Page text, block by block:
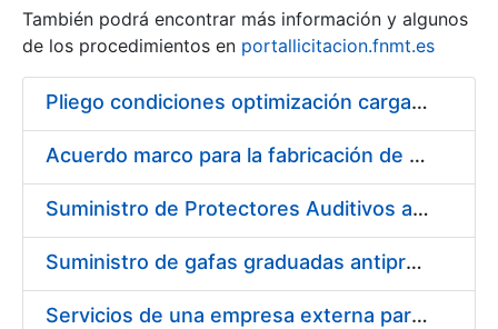
Mostra/Amaga
También podrá encontrar más información y algunos
de los procedimientos en portallicitacion.fnmt.es
Pliego condiciones optimización cargas compras firmado
Acuerdo marco para la fabricación de piezas
Suministro de Protectores Auditivos a medida para las personas trabajadoras de los Centros de Trabajo de Madrid y Burgos
Suministro de gafas graduadas antiproyecciones para los trabajadores de la FNMT-RCM en los centros de trabajo de Madrid y Burgos
Servicios de una empresa externa para el asesoramiento y resolución de los recursos de alzada que se presentan relacionados con procesos de selección para la FNMT-RCM